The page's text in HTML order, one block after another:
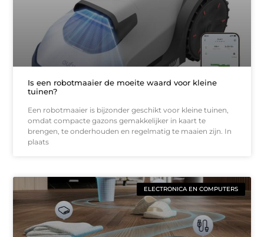
Is een robotmaaier de moeite waard voor kleine
tuinen?
Een robotmaaier is bijzonder geschikt voor kleine tuinen,
omdat compacte gazons gemakkelijker in kaart te
brengen, te onderhouden en regelmatig te maaien zijn. In
plaats
ELECTRONICA EN COMPUTERS